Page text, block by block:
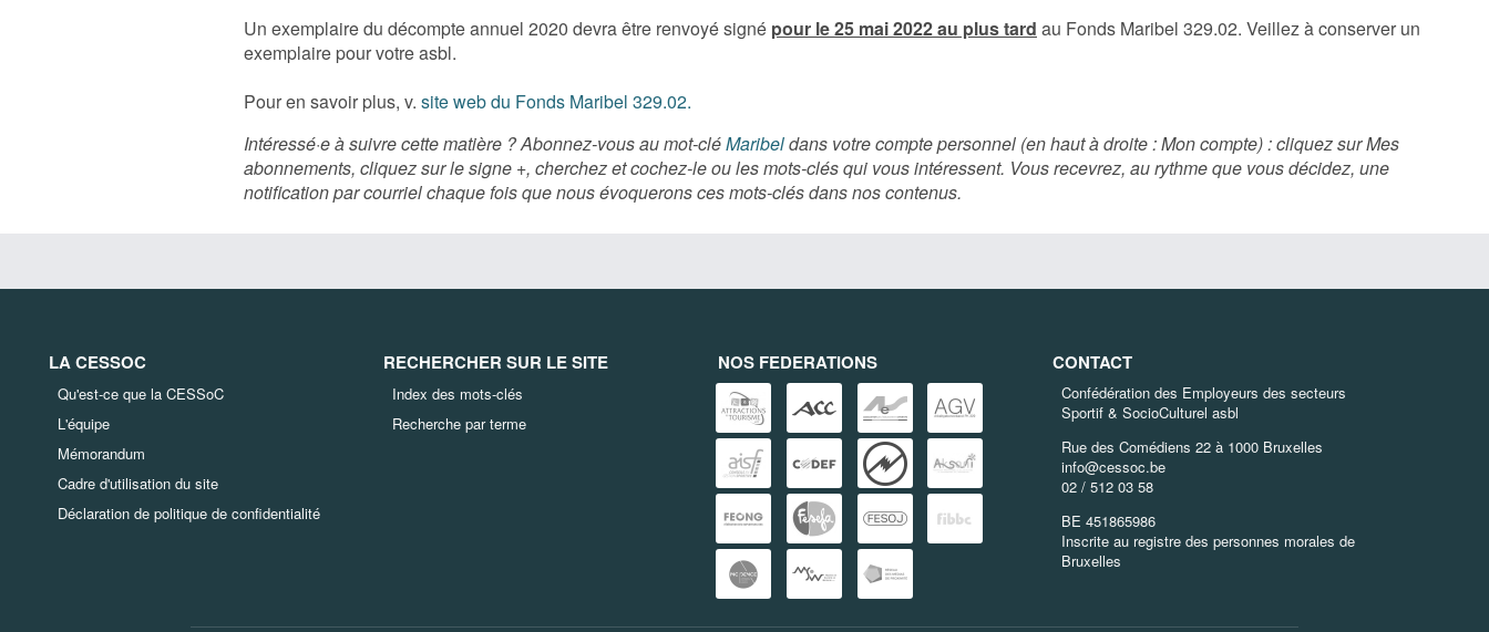
Un exemplaire du décompte annuel 2020 devra être renvoyé signé pour le 25 mai 2022 au plus tard au Fonds Maribel 329.02. Veillez à conserver un
exemplaire pour votre asbl.
Pour en savoir plus, v. site web du Fonds Maribel 329.02.
Intéressé·e à suivre cette matière ? Abonnez-vous au mot-cléMaribeldans votre compte personnel (en haut à droite : Mon compte) : cliquez sur Mes
abonnements, cliquez sur le signe +, cherchez et cochez-le ou les mots-clés qui vous intéressent. Vous recevrez, au rythme que vous décidez, une
notification par courriel chaque fois que nous évoquerons ces mots-clés dans nos contenus.
LA CESSOC
Qu'est-ce que la CESSoC
L'équipe
Mémorandum
Cadre d'utilisation du site
Déclaration de politique de confidentialité
RECHERCHER SUR LE SITE
Index des mots-clés
Recherche par terme
NOS FEDERATIONS CONTACT
Confédération des Employeurs des secteurs
Sportif & SocioCulturel asbl
Rue des Comédiens 22 à 1000 Bruxelles
info@cessoc.be
02 / 512 03 58
BE 451865986
Inscrite au registre des personnes morales de
Bruxelles